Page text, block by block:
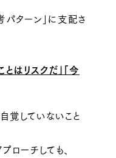
ターン」に支配さ
はリスクだ」「今
覚していないこと
ローチしても、